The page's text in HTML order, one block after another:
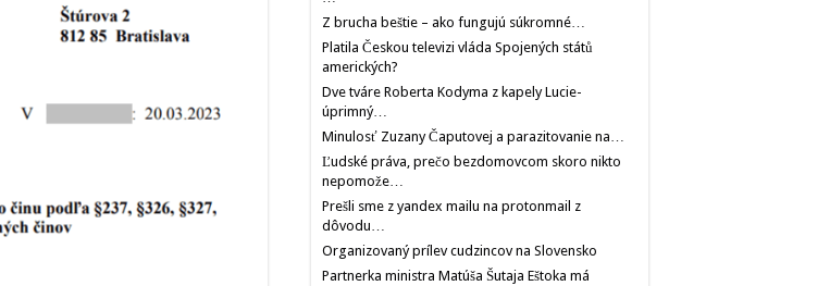
Z brucha beštie – ako fungujú súkromné…
Platila Českou televizi vláda Spojených států
amerických?
Dve tváre Roberta Kodyma z kapely Lucie-
úprimný…
Minulosť Zuzany Čaputovej a parazitovanie na…
Ľudské práva, prečo bezdomovcom skoro nikto
nepomože…
Prešli sme z yandex mailu na protonmail z
dôvodu…
Organizovaný prílev cudzincov na Slovensko
Partnerka ministra Matúša Šutaja Eštoka má